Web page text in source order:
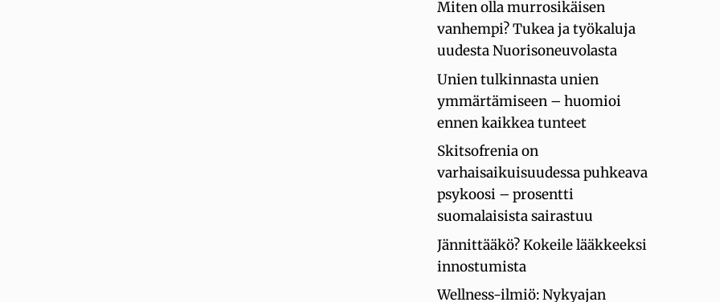
Miten olla murrosikäisen
vanhempi? Tukea ja työkaluja
uudesta Nuorisoneuvolasta
Unien tulkinnasta unien
ymmärtämiseen – huomioi
ennen kaikkea tunteet
Skitsofrenia on
varhaisaikuisuudessa puhkeava
psykoosi – prosentti
suomalaisista sairastuu
Jännittääkö? Kokeile lääkkeeksi
innostumista
Wellness-ilmiö: Nykyajan